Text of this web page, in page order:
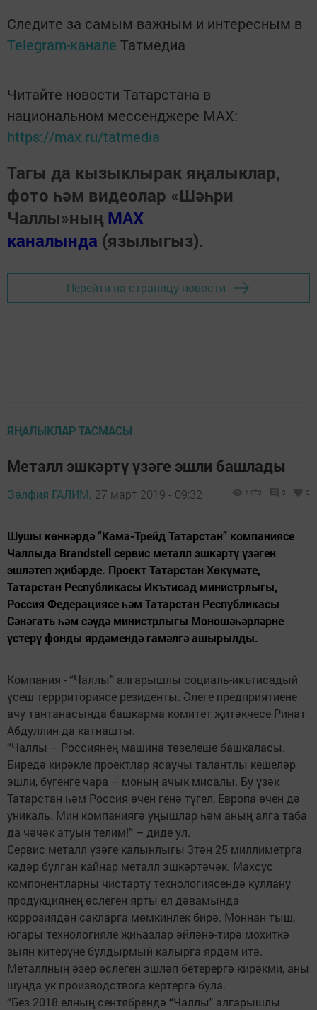
Следите за самым важным и интересным в
Telegram-канале Татмедиа
Читайте новости Татарстана в
национальном мессенджере MАХ:
https://max.ru/tatmedia
Тагы да кызыклырак яңалыклар,
фото һәм видеолар «Шәһри
Чаллы»ның MAX
каналында (язылыгыз).
Перейти на страницу новости
ЯҢАЛЫКЛАР ТАСМАСЫ
Металл эшкәртү үзәге эшли башлады
Зөлфия ГАЛИМ, 27 март 2019 - 09:32 1470 0 0
Шушы көннәрдә “Кама-Трейд Татарстан” компаниясе
Чаллыда Brandstell сервис металл эшкәртү үзәген
эшләтеп җибәрде. Проект Татарстан Хөкүмәте,
Татарстан Республикасы Икътисад министрлыгы,
Россия Федерациясе һәм Татарстан Республикасы
Сәнәгать һәм сәүдә министрлыгы Моношәһәрләрне
үстерү фонды ярдәмендә гамәлгә ашырылды.
Компания - “Чаллы” алгарышлы социаль-икътисадый
үсеш террриториясе резиденты. Әлеге предприятиене
ачу тантанасында башкарма комитет җитәкчесе Ринат
Абдуллин да катнашты.
“Чаллы – Россиянең машина төзелеше башкаласы.
Биредә кирәкле проектлар ясаучы талантлы кешеләр
эшли, бүгенге чара – моның ачык мисалы. Бу үзәк
Татарстан һәм Россия өчен генә түгел, Европа өчен дә
уникаль. Мин компаниягә уңышлар һәм аның алга таба
да чәчәк атуын телим!” – диде ул.
Сервис металл үзәге калынлыгы 3тән 25 миллиметрга
кадәр булган кайнар металл эшкәртәчәк. Махсус
компонентларны чистарту технологиясендә куллану
продукциянең өслеген ярты ел дәвамында
коррозиядән сакларга мөмкинлек бирә. Моннан тыш,
югары технологияле җиһазлар әйләнә-тирә мохиткә
зыян китерүне булдырмый калырга ярдәм итә.
Металлның әзер өслеген эшләп бетерергә кирәкми, аны
шунда ук производствога кертергә була.
“Без 2018 елның сентябрендә “Чаллы" алгарышлы